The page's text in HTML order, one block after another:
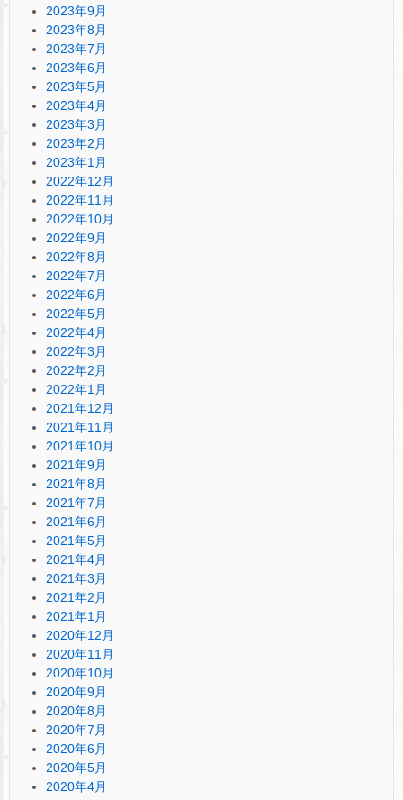
2023年9月
2023年8月
2023年7月
2023年6月
2023年5月
2023年4月
2023年3月
2023年2月
2023年1月
2022年12月
2022年11月
2022年10月
2022年9月
2022年8月
2022年7月
2022年6月
2022年5月
2022年4月
2022年3月
2022年2月
2022年1月
2021年12月
2021年11月
2021年10月
2021年9月
2021年8月
2021年7月
2021年6月
2021年5月
2021年4月
2021年3月
2021年2月
2021年1月
2020年12月
2020年11月
2020年10月
2020年9月
2020年8月
2020年7月
2020年6月
2020年5月
2020年4月